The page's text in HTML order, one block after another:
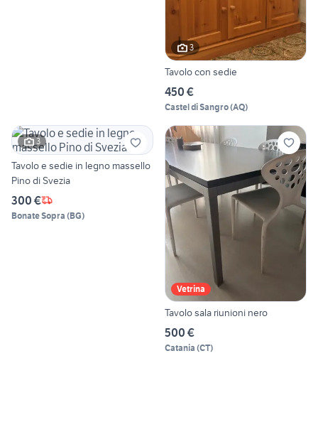
3
Tavolo con sedie
450 €
Castel di Sangro(AQ)
3
Tavolo e sedie in legno massello
Pino di Svezia
300 €
Bonate Sopra (BG)
Vetrina
Tavolo sala riunioni nero
500 €
Catania (CT)